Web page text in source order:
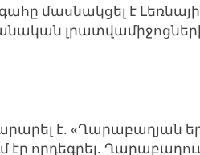
մասնակցել է
է. «Ղարաբաղյան
էր որդեգրել.